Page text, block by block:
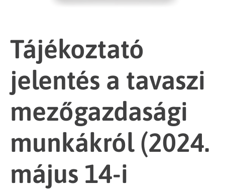
Tájékoztató
jelentés a tavaszi
mezőgazdasági
munkákról (2024.
május 14-i